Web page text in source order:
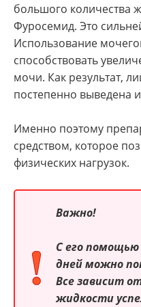
большого количества
Фуросемид. Это
Использование
способствовать
мочи. Как результат,
постепенно выведена
Именно поэтому
средством, которое
физических нагрузок.
Важно!
С его помощью
дней можно
Все зависит
жидкости